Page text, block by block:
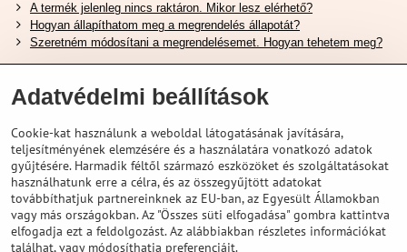
A termék jelenleg nincs raktáron. Mikor lesz elérhető?
Hogyan állapíthatom meg a megrendelés állapotát?
Szeretném módosítani a megrendelésemet. Hogyan tehetem meg?
Hasznos Linkek
Hogyan válasszuk ki a megfelelő felfüggesztési villát ?
Hogyan válasszuk ki a megfelelő méretű sisakot?
Shimano E-Bike Akkumulátor Útmutató
Schwalbe Tubeless Gumik Felfedezése
Adatvédelmi beállítások
Cookie-kat használunk a weboldal látogatásának javítására,
teljesítményének elemzésére és a használatára vonatkozó adatok
gyűjtésére. Harmadik féltől származó eszközöket és szolgáltatásokat
használhatunk erre a célra, és az összegyűjtött adatokat
továbbíthatjuk partnereinknek az EU-ban, az Egyesült Államokban
vagy más országokban. Az "Összes süti elfogadása" gombra kattintva
elfogadja ezt a feldolgozást. Az alábbiakban részletes információkat
találhat, vagy módosíthatja preferenciáit.